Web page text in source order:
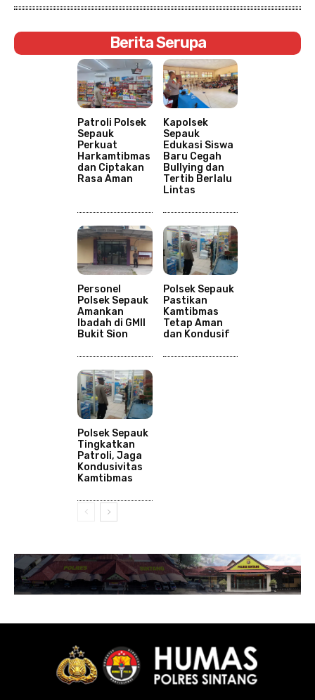
Berita Serupa
Patroli Polsek
Sepauk
Perkuat
Harkamtibmas
dan Ciptakan
Rasa Aman
Kapolsek
Sepauk
Edukasi Siswa
Baru Cegah
Bullying dan
Tertib Berlalu
Lintas
Personel
Polsek Sepauk
Amankan
Ibadah di GMII
Bukit Sion
Polsek Sepauk
Pastikan
Kamtibmas
Tetap Aman
dan Kondusif
Polsek Sepauk
Tingkatkan
Patroli, Jaga
Kondusivitas
Kamtibmas